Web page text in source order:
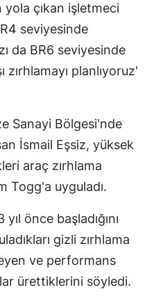
çıkan işletmeci
seviyesinde
da BR6 seviyesinde
planlıyoruz'
Sanayi Bölgesi'nde
İsmail Eşsiz, yüksek
araç zırhlama
Togg'a uyguladı.
önce başladığını
gizli zırhlama
ve performans
ürettiklerini söyledi.